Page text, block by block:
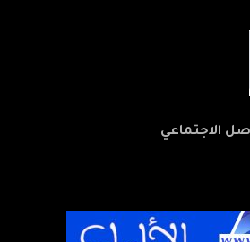
الاجتماعي